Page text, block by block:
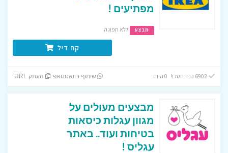
מפתיעים !
מבצע ללא תפוגה
קח דיל
שיתוף בוואטסאפ העתק URL
מבצעים מעולים על
מגוון עגלות כיסאות
בטיחות ועוד.. באתר
עגליס !